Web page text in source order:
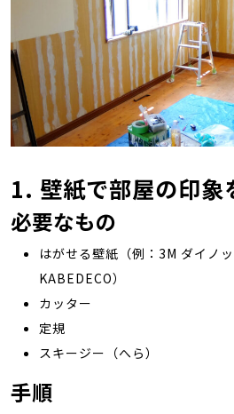
1. 壁紙で部屋の印象
必要なもの
はがせる壁紙（例：3M ダイノッ
KABEDECO）
カッター
定規
スキージー（へら）
手順